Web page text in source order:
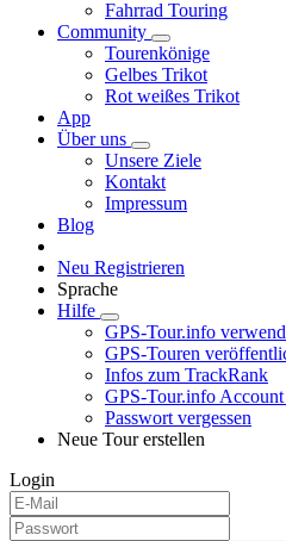
Fahrrad Touring
Community
Tourenkönige
Gelbes Trikot
Rot weißes Trikot
App
Über uns
Unsere Ziele
Kontakt
Impressum
Blog
Neu Registrieren
Sprache
Hilfe
GPS-Tour.info
GPS-Touren
Infos zum TrackRank
GPS-Tour.info Account
Passwort vergessen
Neue Tour erstellen
Login